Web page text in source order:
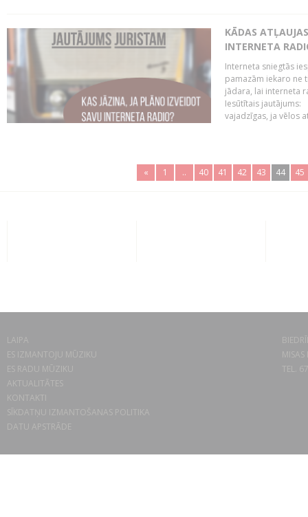
KĀDAS
INTERNETA
Interneta sniegtās
pamazām iekaro ne
jādara, lai interneta
Iesūtītais jautājums:
vajadzīgas, ja vēlos
« 1 .. 40 41 42 43 44 45
LAIPA
ES IZMANTOJU MŪZIKU
ES RADU MŪZIKU
AKTUALITĀTES
KONTAKTI
SĪKDATŅU IZMANTOŠANAS POLITIKA
DATU APSTRĀDE
TEL.